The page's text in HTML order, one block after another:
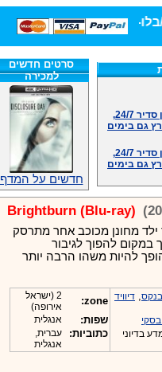
גם בימים
גם בימים
וזמינים
24/7
ישיר.
האתר
וזמינים
ישיר.
סרטים חדשים
למכירה
חדשים על המדף
Brightburn (Blu-ray)
מחונן מכוכב אחר מתרסק
במקום להפוך לגיבור
להיות משהו הרבה יותר
, דיוויד
בדיוני
zone:
2 (ישראל
אירופה)
שפות: אנגלית
כתוביות:
עברית,
אנגלית